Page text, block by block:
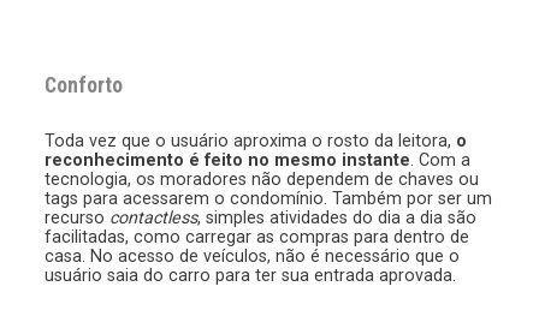
Conforto
Toda vez que o usuário aproxima o rosto da leitora, o
reconhecimento é feito no mesmo instante. Com a
tecnologia, os moradores não dependem de chaves ou
tags para acessarem o condomínio. Também por ser um
recurso contactless, simples atividades do dia a dia são
facilitadas, como carregar as compras para dentro de
casa. No acesso de veículos, não é necessário que o
usuário saia do carro para ter sua entrada aprovada.